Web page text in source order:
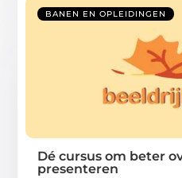
BANEN EN OPLEIDINGEN
Dé cursus om beter
presenteren